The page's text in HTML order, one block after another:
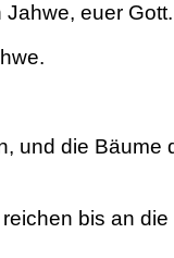
euer Gott.
und die Bäume
bis an